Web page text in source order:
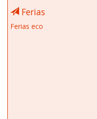
Ferias
Ferias eco